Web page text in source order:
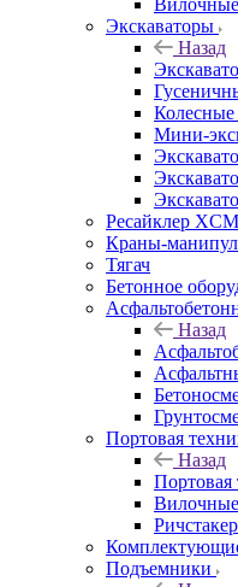
Вилочные
Экскаваторы
Назад
Колесные
Мини-
Ресайклер
Краны-
Тягач
Бетонное
Назад
Портовая
Назад
Портовая
Подъемники